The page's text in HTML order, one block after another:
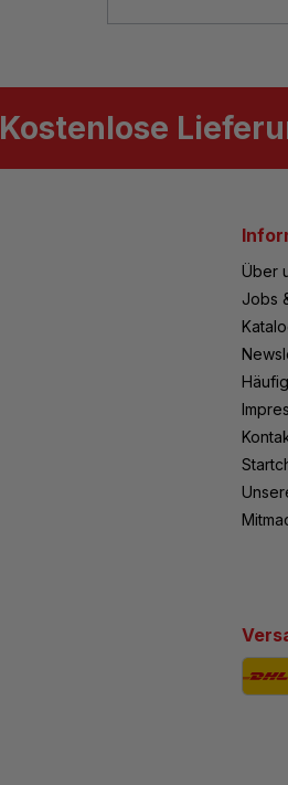
Kostenlose
Über
Jobs